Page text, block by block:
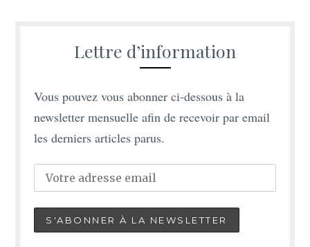
Lettre d’information
Vous pouvez vous abonner ci-dessous à la
newsletter mensuelle afin de recevoir par email
les derniers articles parus.